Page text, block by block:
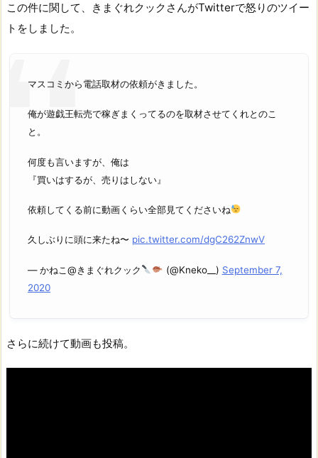
この件に関して、きまぐれクックさんがTwitterで怒りのツイー
トをしました。
マスコミから電話取材の依頼がきました。
俺が遊戯王転売で稼ぎまくってるのを取材させてくれとのこ
と。
何度も言いますが、俺は
『買いはするが、売りはしない』
依頼してくる前に動画くらい全部見てくださいね
久しぶりに頭に来たね〜 pic.twitter.com/dgC262ZnwV
— かねこ@きまぐれクック (@Kneko__) September 7,
2020
さらに続けて動画も投稿。